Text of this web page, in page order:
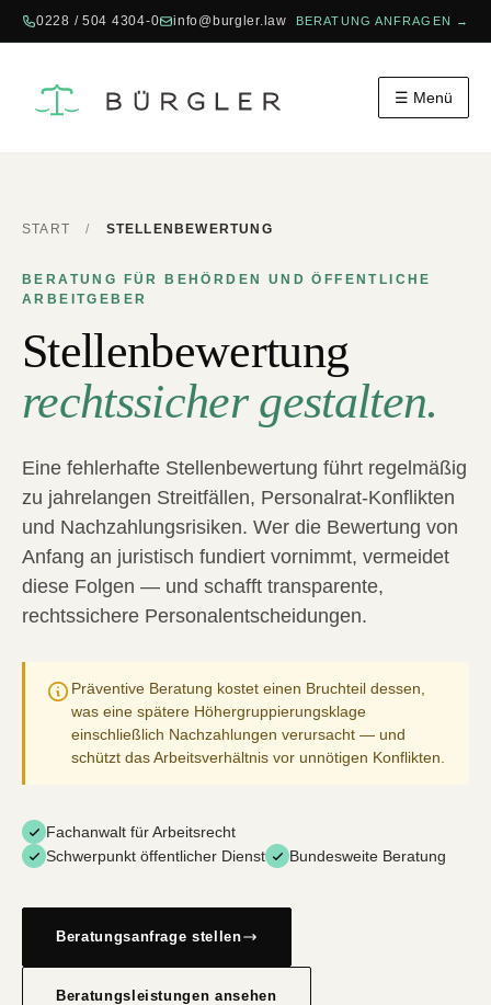
0228 / 504 4304-0 info@burgler.law BERATUNG ANFRAGEN →
☰ Menü
START / STELLENBEWERTUNG
BERATUNG FÜR BEHÖRDEN UND ÖFFENTLICHE
ARBEITGEBER
Stellenbewertung
rechtssicher gestalten.
Eine fehlerhafte Stellenbewertung führt regelmäßig
zu jahrelangen Streitfällen, Personalrat-Konflikten
und Nachzahlungsrisiken. Wer die Bewertung von
Anfang an juristisch fundiert vornimmt, vermeidet
diese Folgen — und schafft transparente,
rechtssichere Personalentscheidungen.
Präventive Beratung kostet einen Bruchteil dessen,
was eine spätere Höhergruppierungsklage
einschließlich Nachzahlungen verursacht — und
schützt das Arbeitsverhältnis vor unnötigen Konflikten.
Fachanwalt für Arbeitsrecht
Schwerpunkt öffentlicher Dienst
Bundesweite Beratung
Beratungsanfrage stellen
Beratungsleistungen ansehen